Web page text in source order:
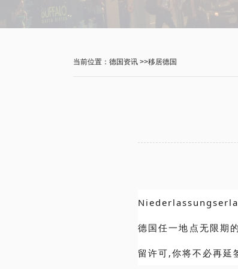
当前位置： 德国资讯 >>移居德国
德国任一地点无限期
留许可,你将不必再延